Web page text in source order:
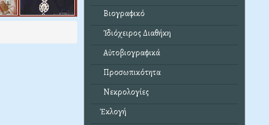
Βιογραφικό
Ἰδιόχειρος Διαθήκη
Αὐτοβιογραφικά
Προσωπικότητα
Νεκρολογίες
Ἐκλογή